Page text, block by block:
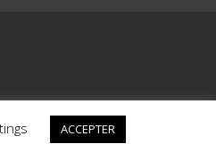
ACCEPTER